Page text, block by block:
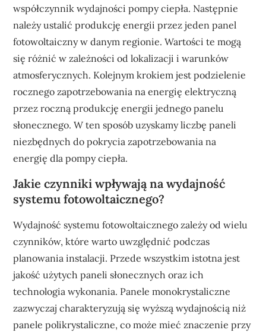
współczynnik wydajności pompy ciepła. Następnie
należy ustalić produkcję energii przez jeden panel
fotowoltaiczny w danym regionie. Wartości te mogą
się różnić w zależności od lokalizacji i warunków
atmosferycznych. Kolejnym krokiem jest podzielenie
rocznego zapotrzebowania na energię elektryczną
przez roczną produkcję energii jednego panelu
słonecznego. W ten sposób uzyskamy liczbę paneli
niezbędnych do pokrycia zapotrzebowania na
energię dla pompy ciepła.
Jakie czynniki wpływają na wydajność
systemu fotowoltaicznego?
Wydajność systemu fotowoltaicznego zależy od wielu
czynników, które warto uwzględnić podczas
planowania instalacji. Przede wszystkim istotna jest
jakość użytych paneli słonecznych oraz ich
technologia wykonania. Panele monokrystaliczne
zazwyczaj charakteryzują się wyższą wydajnością niż
panele polikrystaliczne, co może mieć znaczenie przy